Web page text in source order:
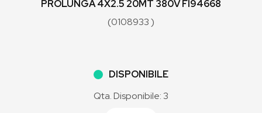
PROLUNGA 4X2.5 20MT 380V FI94668
(0108933 )
DISPONIBILE
Qta. Disponibile: 3